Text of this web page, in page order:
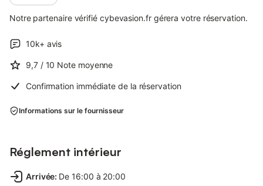
Notre partenaire vérifié cybevasion.fr gérera votre réservation.
10k+ avis
9,7 / 10 Note moyenne
Confirmation immédiate de la réservation
Informations sur le fournisseur
Réglement intérieur
Arrivée: De 16:00 à 20:00